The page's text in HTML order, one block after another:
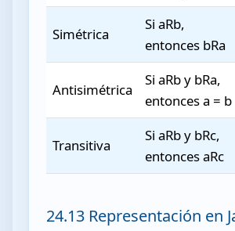
Simétrica
Si aRb,
entonces bRa
Antisimétrica
Si aRb y bRa,
entonces a = b
Transitiva
Si aRb y bRc,
entonces aRc
24.13 Representación en